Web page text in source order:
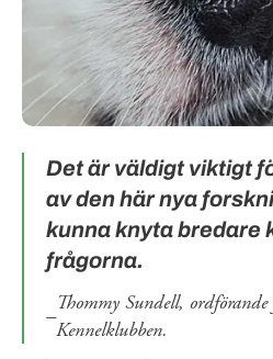
Det är väldigt viktigt
av den här nya
kunna knyta bredare
frågorna.
Thommy Sundell, ordförande
Kennelklubben.